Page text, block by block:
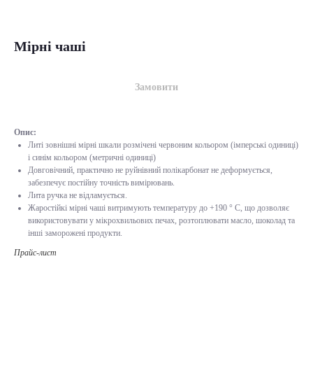
Мірні чаші
Замовити
Опис:
Литі зовнішні мірні шкали розмічені червоним кольором (імперські одиниці)
і синім кольором (метричні одиниці)
Довговічний, практично не руйнівний полікарбонат не деформується,
забезпечує постійну точність вимірювань.
Лита ручка не відламується.
Жаростійкі мірні чаші витримують температуру до +190 ° C, що дозволяє
використовувати у мікрохвильових печах, розтоплювати масло, шоколад та
інші заморожені продукти.
Прайс-лист